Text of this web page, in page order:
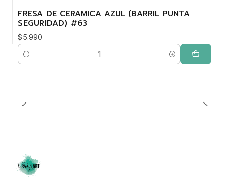
FRESA DE CERAMICA AZUL (BARRIL PUNTA
SEGURIDAD) #63
$5.990
Cantidad